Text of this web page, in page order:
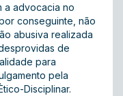
a advocacia no
conseguinte, não
abusiva realizada
de
para
pela
Disciplinar.